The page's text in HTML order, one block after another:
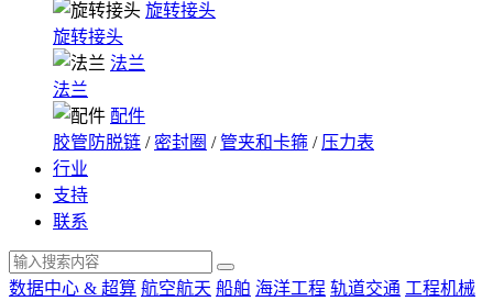
旋转接头
旋转接头
法兰
法兰
配件
胶管防脱链 / 密封圈 / 管夹和卡箍 / 压力表
行业
支持
联系
数据中心 & 超算 航空航天 船舶 海洋工程 轨道交通 工程机械